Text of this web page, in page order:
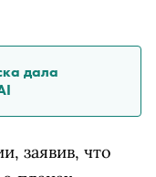
дала
заявив, что